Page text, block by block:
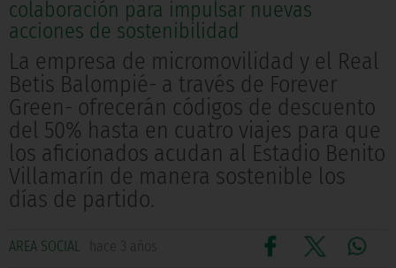
colaboración para impulsar nuevas
acciones de sostenibilidad
La empresa de micromovilidad y el Real
Betis Balompié- a través de Forever
Green- ofrecerán códigos de descuento
del 50% hasta en cuatro viajes para que
los aficionados acudan al Estadio Benito
Villamarín de manera sostenible los
días de partido.
AREA SOCIAL hace 3 años